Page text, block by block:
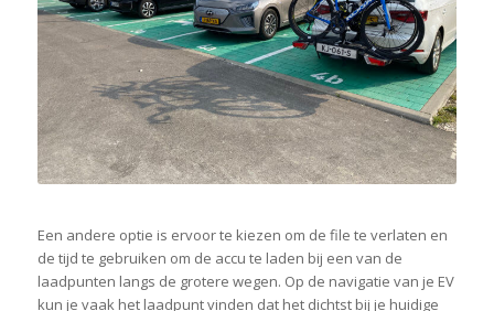
Een andere optie is ervoor te kiezen om de file te verlaten en
de tijd te gebruiken om de accu te laden bij een van de
laadpunten langs de grotere wegen. Op de navigatie van je EV
kun je vaak het laadpunt vinden dat het dichtst bij je huidige